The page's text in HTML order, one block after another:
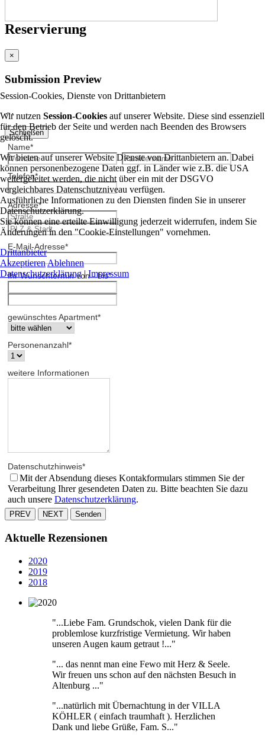
Reservierung
×
Submission Preview
…
Schließen
Name*
Telefon*
Adresse*
E-Mail-Adresse*
Ihr Wunschtermin von - bis*
gewünschtes Apartment*
Personenanzahl*
weitere Informationen
Datenschutzhinweis*
Mit der Absendung dieses Kontakformulars stimmen Sie der
Verarbeitung Ihrer gesendeten Daten zu. Bitte beachten Sie dazu
auch unsere Datenschutzerklärung.
PREV NEXT Senden
Aktuelle Rezensionen
2020
2019
2018
"...Liebe Fam. Grundschok, vielen Dank für die
problemlose kurzfristige Vermietung. Wir haben
unseren Augen kaum getraut !..."
"... das nennt man eine Fewo mit Herz & Seele.
Wir freuen uns schon auf den nächsten Besuch in
Altenburg ..."
"...natürlich mit Übernachtung in der VILLA
KÖHLER ( einfach traumhaft ). Herzlichen
Dank und liebe Grüße, Fam. S..."
Session-Cookies, Dienste von Drittanbietern
Wir nutzen Session-Cookies auf unserer Website. Diese sind essenziell
für den Betrieb der Seite und werden nach Beenden des Browsers
gelöscht.
Wir bieten auf unserer Website Dienste von Drittanbietern an. Dabei
können personenbezogene Daten ggf. in Länder wie z.B. die USA
weitergeleitet werden, die nicht über ein mit der DSGVO
vergleichbares Datenschutzniveau verfügen.
Ausführliche Informationen zu den Diensten finden Sie in unserer
Datenschutzerklärung.
Sie können eine erteilte Einwilligung jederzeit widerrufen, indem Sie
Änderungen in den "Cookie-Einstellungen" vornehmen.
Drittanbieter
AkzeptierenAblehnen
Datenschutzerklärung|Impressum